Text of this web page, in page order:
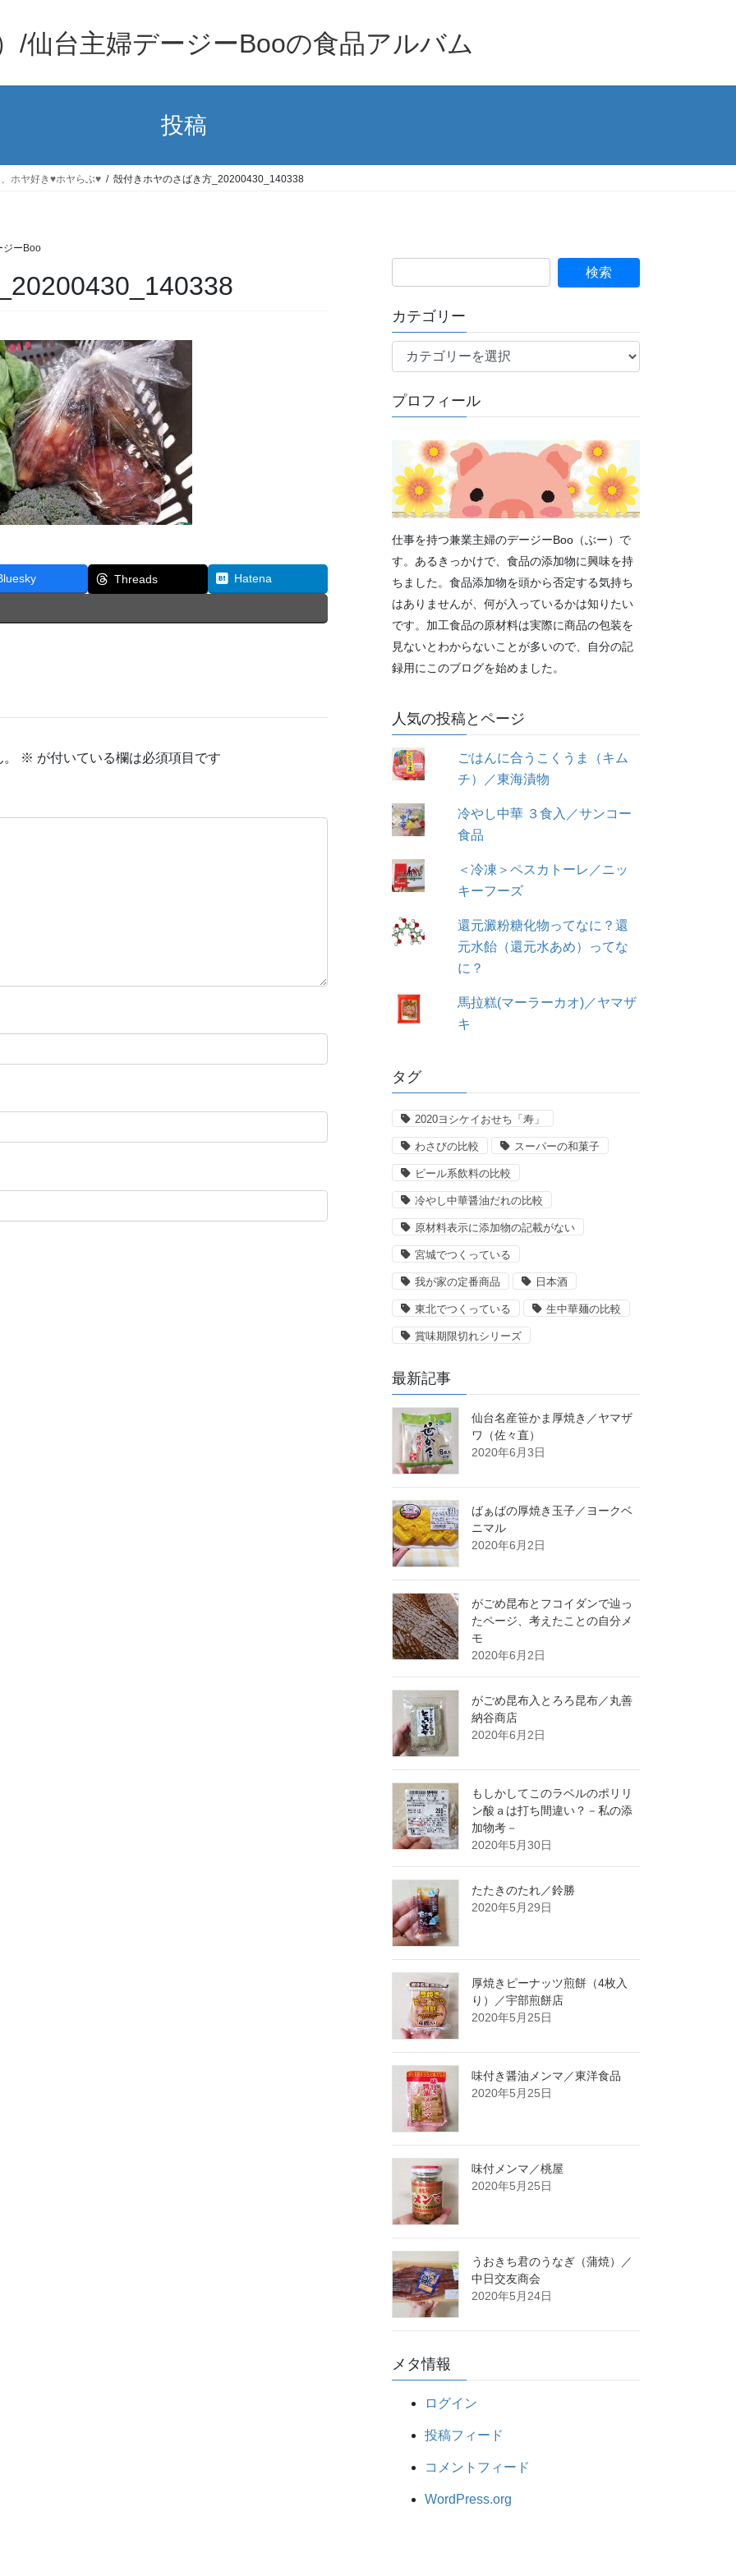
/仙台主婦デージーBooの食品アルバム
投稿
ホヤ好き♥ホヤらぶ♥ 殻付きホヤのさばき方_20200430_140338
ジーBoo
Threads Hatena
※ が付いている欄は必須項目です
カテゴリー
テ
リ
プロフィール
仕事を持つ兼業主婦のデージーBoo（ぶー）で
す。あるきっかけで、食品の添加物に興味を持
ちました。食品添加物を頭から否定する気持ち
はありませんが、何が入っているかは知りたい
です。加工食品の原材料は実際に商品の包装を
見ないとわからないことが多いので、自分の記
録用にこのブログを始めました。
人気の投稿とページ
ごはんに合うこくうま（キム
チ）／東海漬物
冷やし中華 ３食入／サンコー
食品
＜冷凍＞ペスカトーレ／ニッ
キーフーズ
還元澱粉糖化物ってなに？還
元水飴（還元水あめ）ってな
に？
馬拉糕(マーラーカオ)／ヤマザ
キ
タグ
2020ヨシケイおせち「寿」
わさびの比較 スーパーの和菓子
ビール系飲料の比較
冷やし中華醤油だれの比較
原材料表示に添加物の記載がない
宮城でつくっている
我が家の定番商品 日本酒
東北でつくっている 生中華麺の比較
賞味期限切れシリーズ
最新記事
仙台名産笹かま厚焼き／ヤマザ
ワ（佐々直）
2020年6月3日
ばぁばの厚焼き玉子／ヨークベ
ニマル
2020年6月2日
がごめ昆布とフコイダンで辿っ
たページ、考えたことの自分メ
モ
2020年6月2日
がごめ昆布入とろろ昆布／丸善
納谷商店
2020年6月2日
もしかしてこのラベルのポリリ
ン酸ａは打ち間違い？－私の添
加物考－
2020年5月30日
たたきのたれ／鈴勝
2020年5月29日
厚焼きピーナッツ煎餅（4枚入
り）／宇部煎餅店
2020年5月25日
味付き醤油メンマ／東洋食品
2020年5月25日
味付メンマ／桃屋
2020年5月25日
うおきち君のうなぎ（蒲焼）／
中日交友商会
2020年5月24日
メタ情報
ログイン
投稿フィード
コメントフィード
WordPress.org